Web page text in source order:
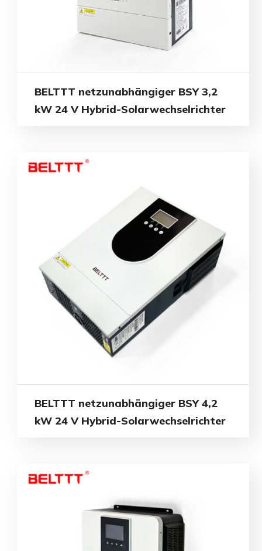
BELTTT netzunabhängiger BSY 3,2
kW 24 V Hybrid-Solarwechselrichter
BELTTT netzunabhängiger BSY 4,2
kW 24 V Hybrid-Solarwechselrichter